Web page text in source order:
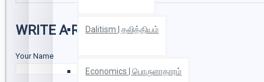
Dalitism | தலித்தியம்
Economics | பொருளாதாரம்
WRITE A REVIEW
Your Name